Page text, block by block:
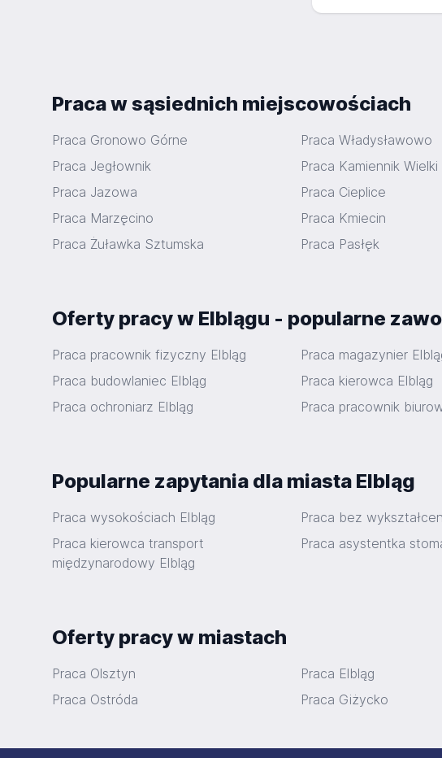
Praca w sąsiednich miejscowościach
Praca Gronowo Górne Praca Władysławowo
Praca Jegłownik
Praca Kamiennik Wielki
Praca Jazowa
Praca Cieplice
Praca Marzęcino
Praca Kmiecin
Praca Żuławka Sztumska
Praca Pasłęk
Oferty pracy w Elblągu - popularne
Praca pracownik fizyczny Elbląg Praca magazynier
Praca budowlaniec Elbląg
Praca kierowca Elbląg
Praca ochroniarz Elbląg
Praca pracownik
Popularne zapytania dla miasta Elbląg
Praca wysokościach Elbląg Praca bez
Praca kierowca transport
międzynarodowy Elbląg
Praca asystentka
Oferty pracy w miastach
Praca Olsztyn Praca Elbląg
Praca Ostróda
Praca Giżycko